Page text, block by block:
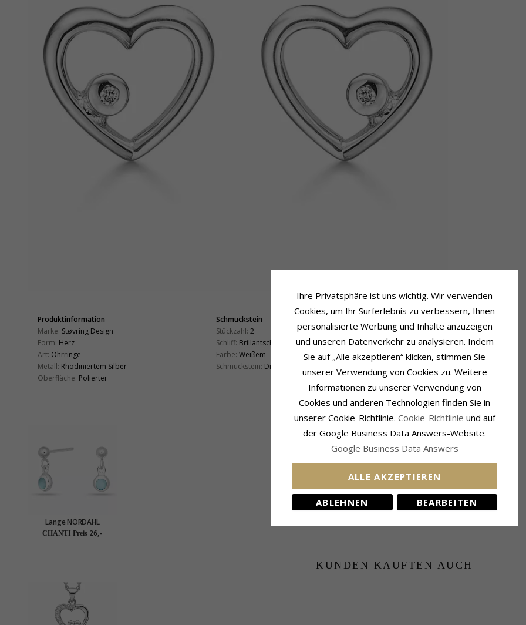
Produktinformation
Marke: Støvring Design
Form: Herz
Art: Ohrringe
Metall: Rhodiniertem Silber
Oberfläche: Polierter
Schmuckstein
Stückzahl: 2
Schliff: Brillantschliff
Farbe: Weißem
Schmuckstein: Diamant
Höhe: 8,3 mm
Breite: 8,9 mm
VERWANDTE PRODUKTE
Lange NORDAHL
ANDERSEN Ohrringe in
CHANTI Preis 26,-
KUNDEN KAUFTEN AUCH
Ihre Privatsphäre ist uns wichtig. Wir verwenden
Cookies, um Ihr Surferlebnis zu verbessern, Ihnen
personalisierte Werbung und Inhalte anzuzeigen
und unseren Datenverkehr zu analysieren. Indem
Sie auf „Alle akzeptieren“ klicken, stimmen Sie
unserer Verwendung von Cookies zu. Weitere
Informationen zu unserer Verwendung von
Cookies und anderen Technologien finden Sie in
unserer Cookie-Richtlinie. Cookie-Richtlinie und auf
der Google Business Data Answers-Website.
Google Business Data Answers
ALLE AKZEPTIEREN
ABLEHNEN BEARBEITEN